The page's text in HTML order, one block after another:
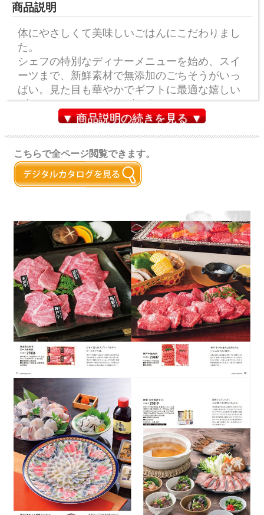
商品説明
体にやさしくて美味しいごはんにこだわりまし
た。
シェフの特別なディナーメニューを始め、スイ
ーツまで、新鮮素材で無添加のごちそうがいっ
ぱい。見た目も華やかでギフトに最適な嬉しい
グルメチョイスカタログです。
▼ 商品説明の続きを見る ▼
こちらで全ページ閲覧できます。